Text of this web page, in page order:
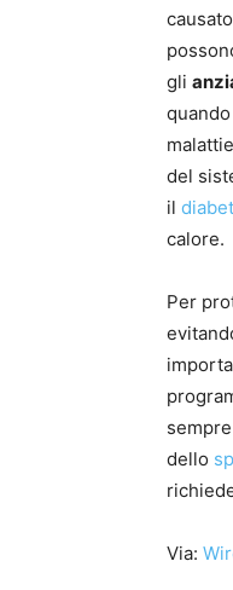
gli
del
il
calore.
Per
sempre
dello
Via: